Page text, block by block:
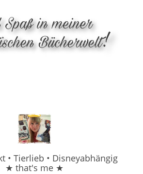
• Tierlieb • Disneyabhängig
★ that's me ★